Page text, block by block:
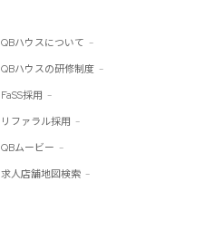
QBハウスについて
QBハウスの研修制度
FaSS採用
リファラル採用
QBムービー
求人店舗地図検索